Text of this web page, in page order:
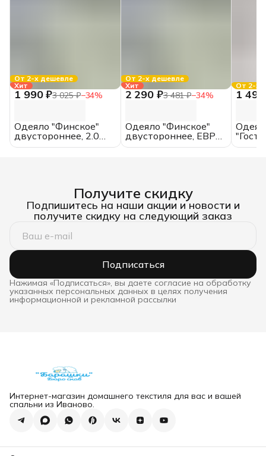
От 2-х дешевле
Хит
1 990 ₽3 025 ₽−34%
Одеяло "Финское"
двустороннее, 2.0
спальное,
От 2-х дешевле
Хит
2 290 ₽3 481 ₽−34%
Одеяло "Финское"
двустороннее, ЕВРО,
всесезонное, хлопок
От 2-х
1
Получите скидку
Подпишитесь на наши акции и новости и
получите скидку на следующий заказ
Подписаться
Нажимая «Подписаться», вы даете согласие на обработку
указанных персональных данных в целях получения
информационной и рекламной рассылки
Интернет-магазин домашнего текстиля для вас и вашей
спальни из Иваново.